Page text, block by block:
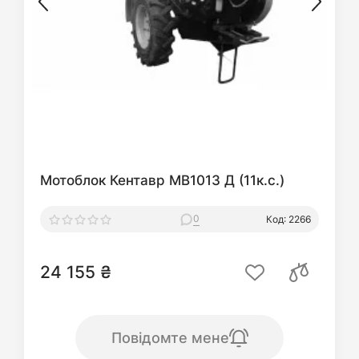
Мотоблок Кентавр МВ1013 Д (11к.с.)
0 Код: 2266
24 155 ₴
Повідомте мене